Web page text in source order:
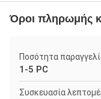
Όροι πληρωμής
Ποσότητα
1-5 PC
Συσκευασία